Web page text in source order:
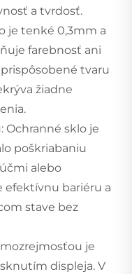
a tvrdosť.
je tenké 0,3mm a
farebnosť ani
prispôsobené tvaru
žiadne
Ochranné sklo je
poškriabaniu
alebo
efektívnu bariéru a
stave bez
je
displeja. V